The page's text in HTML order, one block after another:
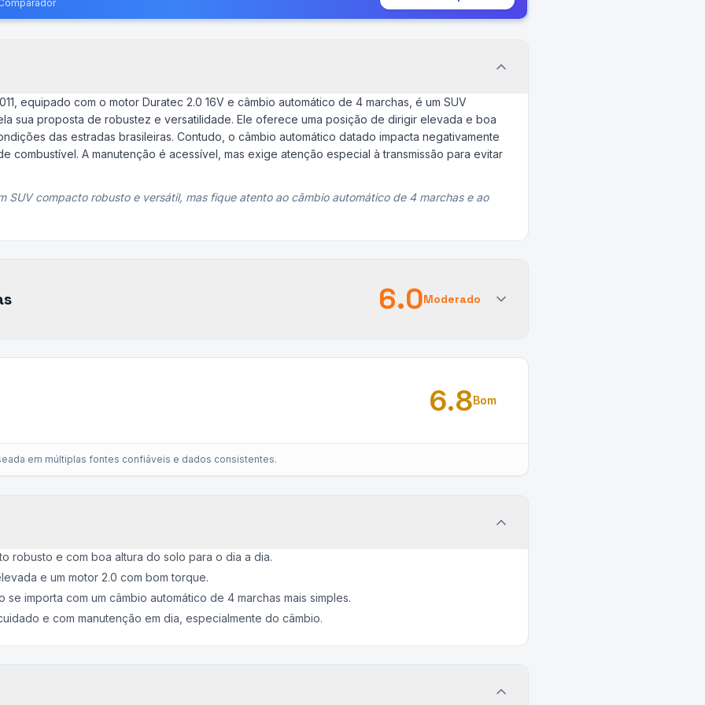
equipado com o motor Duratec 2.0 16V e câmbio automático de 4 marchas, é um SUV
sua proposta de robustez e versatilidade. Ele oferece uma posição de dirigir elevada e boa
das estradas brasileiras. Contudo, o câmbio automático datado impacta negativamente
combustível. A manutenção é acessível, mas exige atenção especial à transmissão para evitar
SUV compacto robusto e versátil, mas fique atento ao câmbio automático de 4 marchas e ao
6.0Moderado
6.8Bom
em múltiplas fontes confiáveis e dados consistentes.
robusto e com boa altura do solo para o dia a dia.
e um motor 2.0 com bom torque.
se importa com um câmbio automático de 4 marchas mais simples.
e com manutenção em dia, especialmente do câmbio.